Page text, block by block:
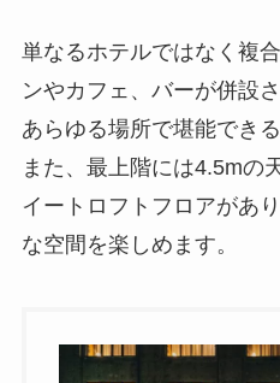
単なるホテルではなく複
ンやカフェ、バーが併設
あらゆる場所で堪能でき
また、最上階には4.5mの
イートロフトフロアがあ
な空間を楽しめます。